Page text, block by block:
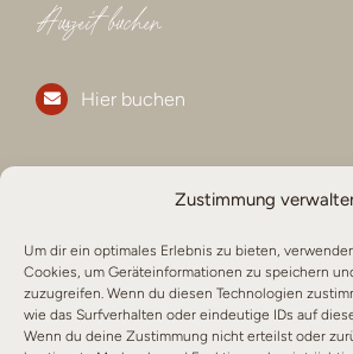
Zustimmung
Um dir ein optimales Erlebnis zu bieten,
Cookies, um Geräteinformationen zu speichern
zuzugreifen. Wenn du diesen Technologien
wie das Surfverhalten oder eindeutige IDs auf
Wenn du deine Zustimmung nicht erteilst oder
Auszeit buchen
Hier buchen
Folge uns für mehr
puitbach.chalet